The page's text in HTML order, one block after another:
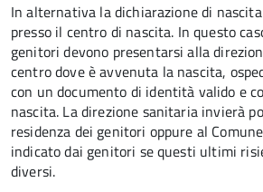
In alternativa la dichiarazione di
presso il centro di nascita. In questo
genitori devono presentarsi alla
centro dove è avvenuta la nascita,
con un documento di identità valido e
nascita. La direzione sanitaria invierà
residenza dei genitori oppure al
indicato dai genitori se questi ultimi
diversi.